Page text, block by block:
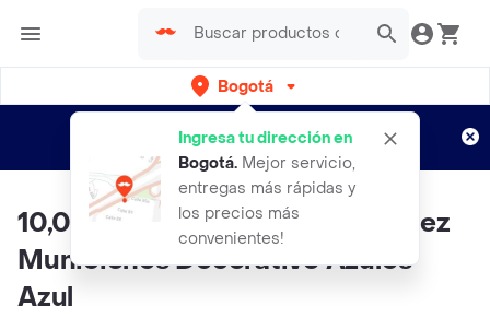
Bogotá
Ingresa tu dirección en
Bogotá. Mejor servicio,
entregas más rápidas y
los precios más
convenientes!
envíos gratis por semanas
Aplican TyC
10,000 Hidrogel Bolas De Orbeez
Municiones Decorativo Azules
Azul